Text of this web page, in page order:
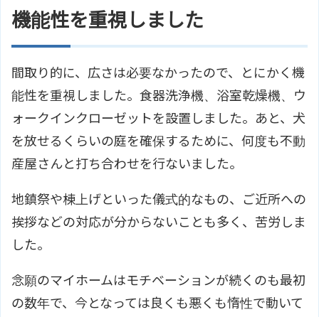
機能性を重視しました
間取り的に、広さは必要なかったので、とにかく機
能性を重視しました。食器洗浄機、浴室乾燥機、ウ
ォークインクローゼットを設置しました。あと、犬
を放せるくらいの庭を確保するために、何度も不動
産屋さんと打ち合わせを行ないました。
地鎮祭や棟上げといった儀式的なもの、ご近所への
挨拶などの対応が分からないことも多く、苦労しま
した。
念願のマイホームはモチベーションが続くのも最初
の数年で、今となっては良くも悪くも惰性で動いて